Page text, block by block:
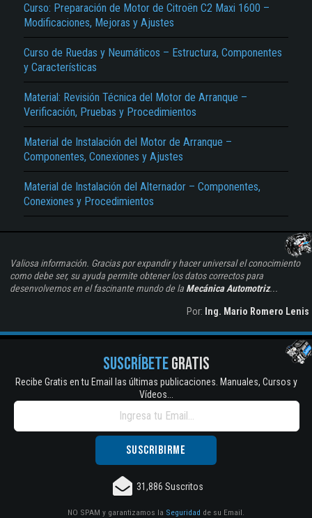
Curso: Preparación de Motor de Citroën C2 Maxi 1600 –
Modificaciones, Mejoras y Ajustes
Curso de Ruedas y Neumáticos – Estructura, Componentes
y Características
Material: Revisión Técnica del Motor de Arranque –
Verificación, Pruebas y Procedimientos
Material de Instalación del Motor de Arranque –
Componentes, Conexiones y Ajustes
Material de Instalación del Alternador – Componentes,
Conexiones y Procedimientos
Valiosa información. Gracias por expandir y hacer universal el conocimiento
como debe ser, su ayuda permite obtener los datos correctos para
desenvolvernos en el fascinante mundo de la Mecánica Automotriz...
Por: Ing. Mario Romero Lenis
SUSCRÍBETEGRATIS
Recibe Gratis en tu Email las últimas publicaciones. Manuales, Cursos y
Vídeos...
31,886 Suscritos
NO SPAM y garantizamos la Seguridad de su Email.